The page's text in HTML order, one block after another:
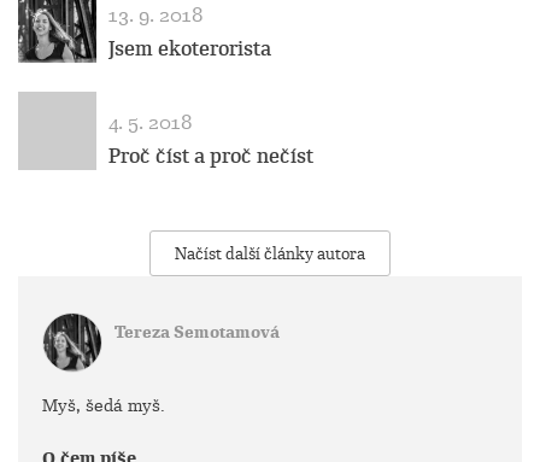
13. 9. 2018
Jsem ekoterorista
4. 5. 2018
Proč číst a proč nečíst
Načíst další články autora
Tereza Semotamová
Myš, šedá myš.